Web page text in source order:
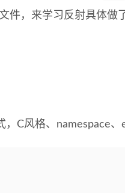
件，来学习反射具体
C风格、namespace、